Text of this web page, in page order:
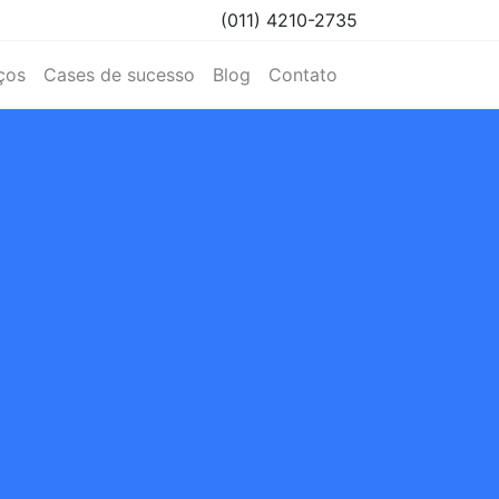
(011) 4210-2735
Cases de sucesso Blog Contato